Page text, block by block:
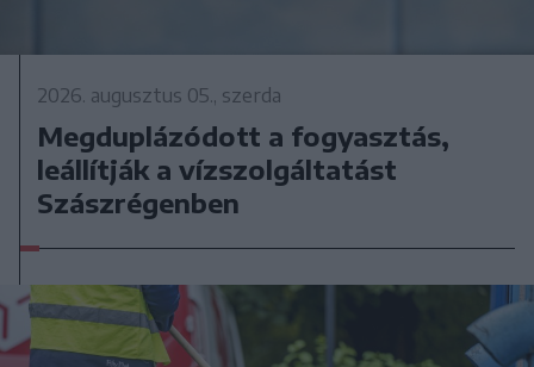
2026. augusztus 05., szerda
Megduplázódott a fogyasztás,
leállítják a vízszolgáltatást
Szászrégenben